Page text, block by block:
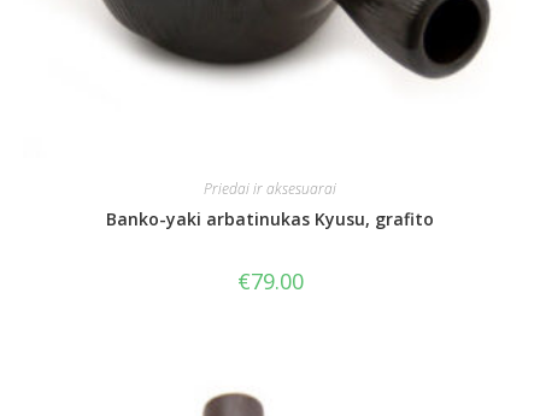
Priedai ir aksesuarai
Banko-yaki arbatinukas Kyusu, grafito
€79.00